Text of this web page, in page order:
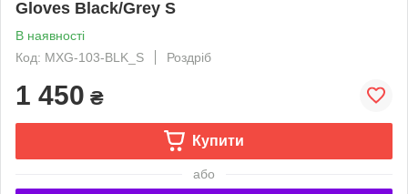
Gloves Black/Grey S
В наявності
Код: MXG-103-BLK_S
Роздріб
1 450 ₴
Купити
або